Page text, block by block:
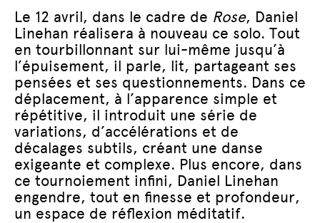
Le 12 avril, dans le cadre de Rose, Daniel
Linehan réalisera à nouveau ce solo. Tout
en tourbillonnant sur lui-même jusqu’à
l’épuisement, il parle, lit, partageant ses
pensées et ses questionnements. Dans ce
déplacement, à l’apparence simple et
répétitive, il introduit une série de
variations, d’accélérations et de
décalages subtils, créant une danse
exigeante et complexe. Plus encore, dans
ce tournoiement infini, Daniel Linehan
engendre, tout en finesse et profondeur,
un espace de réflexion méditatif.